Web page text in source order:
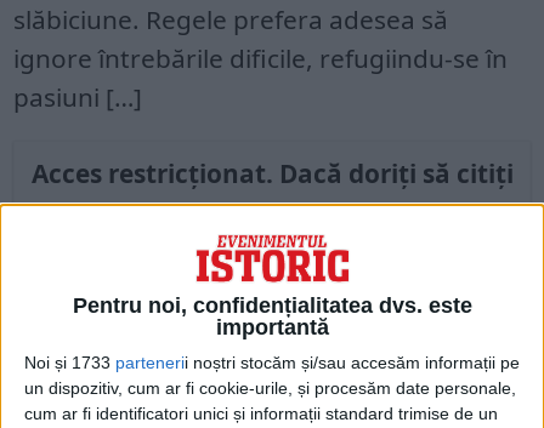
Pentru noi, confidențialitatea dvs. este
importantă
Noi și 1733 partenerii noștri stocăm și/sau accesăm informații pe
un dispozitiv, cum ar fi cookie-urile, și procesăm date personale,
cum ar fi identificatori unici și informații standard trimise de un
slăbiciune. Regele prefera adesea să
ignore întrebările dificile, refugiindu-se în
pasiuni […]
Acces restricționat. Dacă doriți să citiți
acest articol, mergeți pe
edituradecarte.roși achiziționați ediția
Ianuarie 2026
Pagini:12